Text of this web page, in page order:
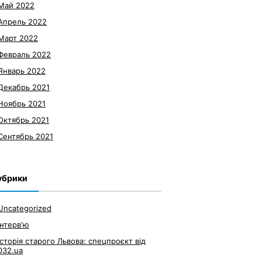
2022
2022
2022
2022
2022
2021
2021
2021
2021
старого Львова: спецпроєкт від